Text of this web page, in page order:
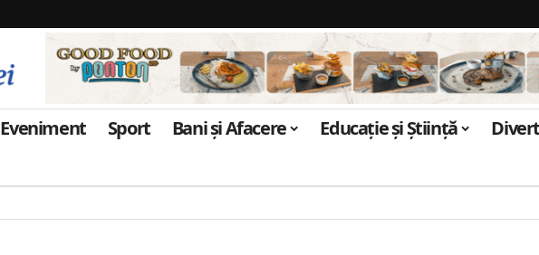
Eveniment Sport Bani și Afacere Educație și Știință